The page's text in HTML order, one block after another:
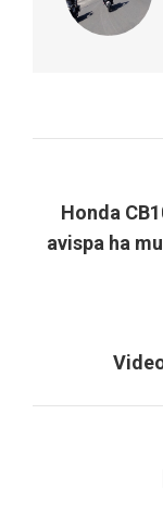
Honda
avispa ha